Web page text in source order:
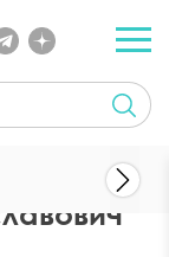
Павел